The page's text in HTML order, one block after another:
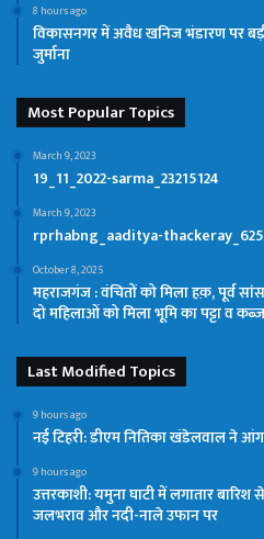
8 hours ago
विकासनगर में अवैध खनिज भंडारण पर
जुर्माना
Most Popular Topics
March 9, 2023
19_11_2022-sarma_23215124
March 9, 2023
rprhabng_aaditya-
October 8, 2025
महराजगंज : वंचितों को मिला हक़, पूर्व
दो महिलाओं को मिला भूमि का पट्टा व
Last Modified Topics
9 hours ago
नई टिहरी: डीएम नितिका खंडेलवाल ने
9 hours ago
उत्तरकाशी: यमुना घाटी में लगातार
जलभराव और नदी-नाले उफान पर